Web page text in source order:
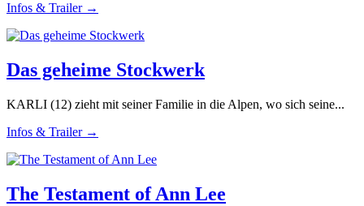
Infos & Trailer →
Das geheime Stockwerk
KARLI (12) zieht mit seiner Familie in die Alpen, wo sich seine...
Infos & Trailer →
The Testament of Ann Lee